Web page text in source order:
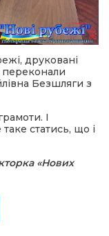
друковані
Безшляги з
І
статись, що і
«Нових